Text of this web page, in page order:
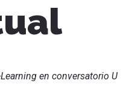
en conversatorio U